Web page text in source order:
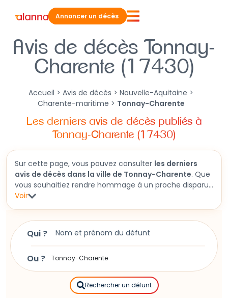
Annoncer un décès
Avis de décès Tonnay-
Charente (17430)
Accueil > Avis de décès > Nouvelle-Aquitaine >
Charente-maritime > Tonnay-Charente
Les derniers avis de décès publiés à
Tonnay-Charente (17430)
Sur cette page, vous pouvez consulter les derniers
avis de décès dans la ville de Tonnay-Charente. Que
vous souhaitiez rendre hommage à un proche disparu
ou obtenir des informations sur une cérémonie
informations détaillées sur les obsèques et des
instructions pour publier un avis de décès à Tonnay-
Voir
Qui ?
Ou ?
Rechercher un défunt